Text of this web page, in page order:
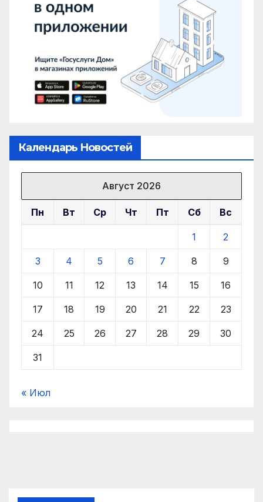
Календарь Новостей
Август 2026
Пн Вт Ср Чт Пт Сб Вс
1 2
3 4 5 6 7 8 9
10 11 12 13 14 15 16
17 18 19 20 21 22 23
24 25 26 27 28 29 30
31
« Июл